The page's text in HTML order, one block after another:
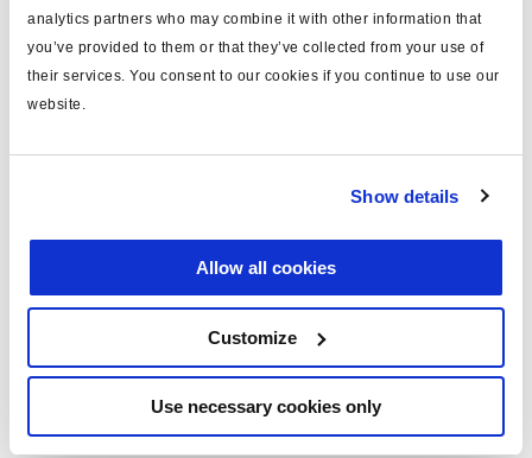
analytics partners who may combine it with other information that
you’ve provided to them or that they’ve collected from your use of
their services. You consent to our cookies if you continue to use our
website.
Show details
Allow all cookies
Customize
Use necessary cookies only
gold seal and life seal
peso (kg) 0.25
Vea todas las publicaciones relacionadas en nuestra
Biblioteca bibliográfica de productos.